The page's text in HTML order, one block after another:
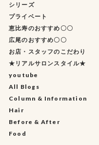
シリーズ
プライベート
恵比寿のおすすめ〇〇
広尾のおすすめ〇〇
お店・スタッフのこだわり
★リアルサロンスタイル★
youtube
All Blogs
Column & Information
Hair
Before & After
Food